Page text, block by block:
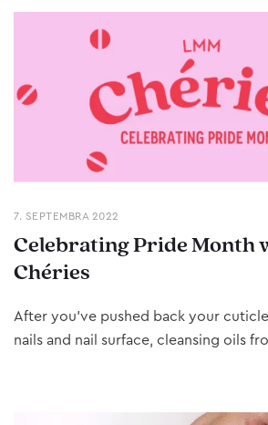
7. SEPTEMBRA 2022
Celebrating Pride Month
Chéries
After you’ve pushed back your
nails and nail surface, cleansing oils